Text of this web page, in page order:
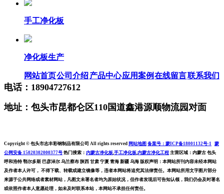
手工净化板
净化板生产
网站首页公司介绍产品中心应用案例 在线留言联系我们
电话：18904727612
地址：包头市昆都仑区110国道鑫港源顺物流园对面
Copyright © 包头市志丰彩钢制品有限公司 All rights reserved 网站地图 备案号：蒙ICP备18001132号-1
蒙
公网安备 15020302000377号 热门搜索： 内蒙古净化板 手工净化板 内蒙古净化工程 主营区域：内蒙古 包头
呼和浩特 鄂尔多斯 巴彦淖尔 乌兰察布 陕西 甘肃 宁夏 青海 新疆 乌海 版权声明：本网站所刊内容未经本网站
及作者本人许可， 不得下载、转载或建立镜像等，违者本网站将追究其法律责任。本网站所用文字图片部分
来源于公共网络或者素材网站，凡图文未署名者均为原始状况，但作者发现后可告知认领，我们仍会及时署名
或依照作者本人意愿处理，如未及时联系本站，本网站不承担任何责任。